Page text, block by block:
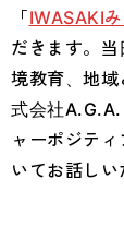
「IWASAKI
だきます。
境教育、地
式会社
ャーポジテ
いてお話しい